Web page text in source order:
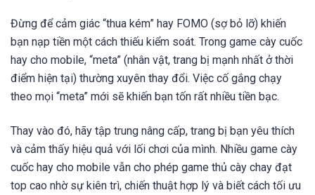
Đừng để cảm giác “thua kém” hay FOMO (sợ bỏ lỡ) khiến
bạn nạp tiền một cách thiếu kiểm soát. Trong game cày cuốc
hay cho mobile, “meta” (nhân vật, trang bị mạnh nhất ở thời
điểm hiện tại) thường xuyên thay đổi. Việc cố gắng chạy
theo mọi “meta” mới sẽ khiến bạn tốn rất nhiều tiền bạc.
Thay vào đó, hãy tập trung nâng cấp, trang bị bạn yêu thích
và cảm thấy hiệu quả với lối chơi của mình. Nhiều game cày
cuốc hay cho mobile vẫn cho phép game thủ cày chay đạt
top cao nhờ sự kiên trì, chiến thuật hợp lý và biết cách tối ưu